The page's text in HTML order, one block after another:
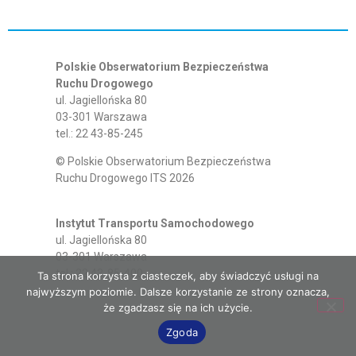
Polskie Obserwatorium Bezpieczeństwa
Ruchu Drogowego
ul. Jagiellońska 80
03-301 Warszawa
tel.: 22 43-85-245
© Polskie Obserwatorium Bezpieczeństwa
Ruchu Drogowego ITS 2026
Instytut Transportu Samochodowego
ul. Jagiellońska 80
03-301 Warszawa
tel.: 22 43-85-400
Ta strona korzysta z ciasteczek, aby świadczyć usługi na
najwyższym poziomie. Dalsze korzystanie ze strony oznacza,
że zgadzasz się na ich użycie.
Zgoda